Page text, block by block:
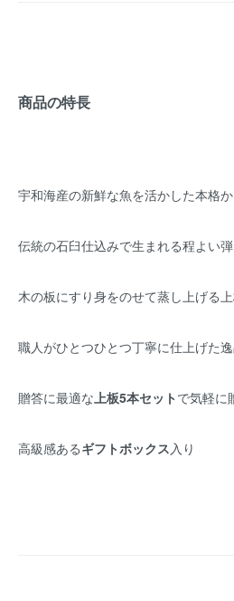
商品の特長
宇和海産の新鮮な魚を活かした本格か
伝統の石臼仕込みで生まれる程よい
木の板にすり身をのせて蒸し上げる
職人がひとつひとつ丁寧に仕上げた
贈答に最適な 上板5本セット で気軽に
高級感あるギフトボックス 入り